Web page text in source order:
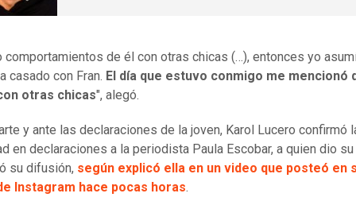
comportamientos de él con otras chicas (…), entonces yo
casado con Fran. El día que estuvo conmigo me mencionó
otras chicas", alegó.
y ante las declaraciones de la joven, Karol Lucero confirmó
en declaraciones a la periodista Paula Escobar, a quien dio
su difusión, según explicó ella en un video que posteó en
Instagram hace pocas horas.